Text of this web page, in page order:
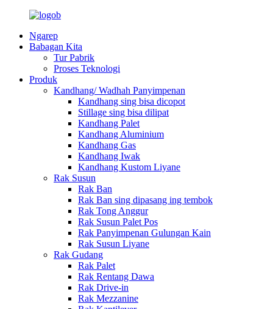
Ngarep
Babagan Kita
Tur Pabrik
Proses Teknologi
Produk
Kandhang/ Wadhah Panyimpenan
Kandhang sing bisa dicopot
Stillage sing bisa dilipat
Kandhang Palet
Kandhang Aluminium
Kandhang Gas
Kandhang Iwak
Kandhang Kustom Liyane
Rak Susun
Rak Ban
Rak Ban sing dipasang ing tembok
Rak Tong Anggur
Rak Susun Palet Pos
Rak Panyimpenan Gulungan Kain
Rak Susun Liyane
Rak Gudang
Rak Palet
Rak Rentang Dawa
Rak Drive-in
Rak Mezzanine